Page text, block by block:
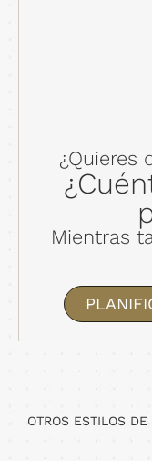
¿Quieres
Mientras
OTROS ESTILOS